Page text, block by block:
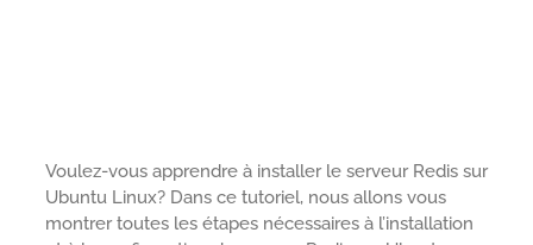
Voulez-vous apprendre à installer le serveur Redis sur
Ubuntu Linux? Dans ce tutoriel, nous allons vous
montrer toutes les étapes nécessaires à l’installation